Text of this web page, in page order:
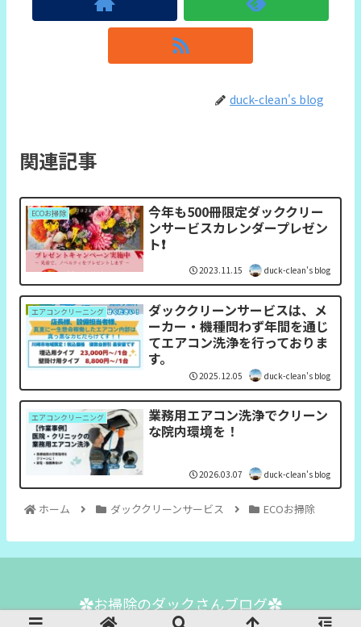
duck-clean's blog
関連記事
ECOお掃除
今年も500冊限定ダッククリー
ンサービスカレンダープレゼン
ト❗️
2023.11.15 duck-clean's blog
エアコンクリーニング
ダッククリーンサービスは、メ
ーカー・機種問わず年間を通じ
てエアコン洗浄を行っておりま
す。
2025.12.05 duck-clean's blog
エアコンクリーニング
業務用エアコン洗浄でクリーン
な院内環境を！
2026.03.07 duck-clean's blog
ホーム ダッククリーンサービス ECOお掃除
✿お掃除のダックさんブログ✿